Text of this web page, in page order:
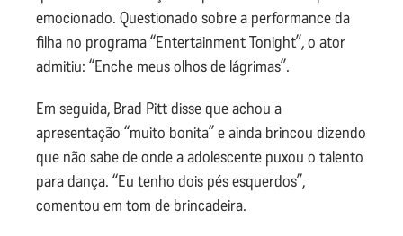
emocionado. Questionado sobre a performance da
filha no programa “Entertainment Tonight”, o ator
admitiu: “Enche meus olhos de lágrimas”.
Em seguida, Brad Pitt disse que achou a
apresentação “muito bonita” e ainda brincou dizendo
que não sabe de onde a adolescente puxou o talento
para dança. “Eu tenho dois pés esquerdos”,
comentou em tom de brincadeira.